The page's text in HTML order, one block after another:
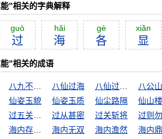
”相关的字典解释
guò
过
hăi
海
gè
各
xiăn
显
”相关的成语
八仙过海
仙姿玉貌 仙姿玉质 仙尘路隔
仙山
过从甚密
过关斩将
海内无双 海内澹然
海内